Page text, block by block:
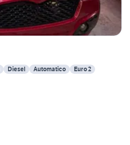
Diesel Automatico Euro 2